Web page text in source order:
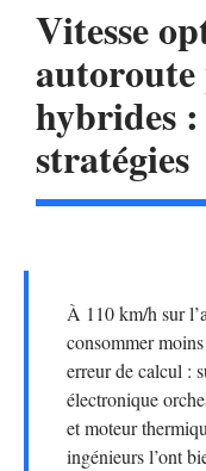
Vitesse
hybrides :
stratégies
À 110 km/h sur
consommer
erreur de calcul :
électronique
et moteur
ingénieurs l’ont